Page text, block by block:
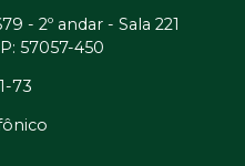
- 2º andar - Sala 221
57057-450
73